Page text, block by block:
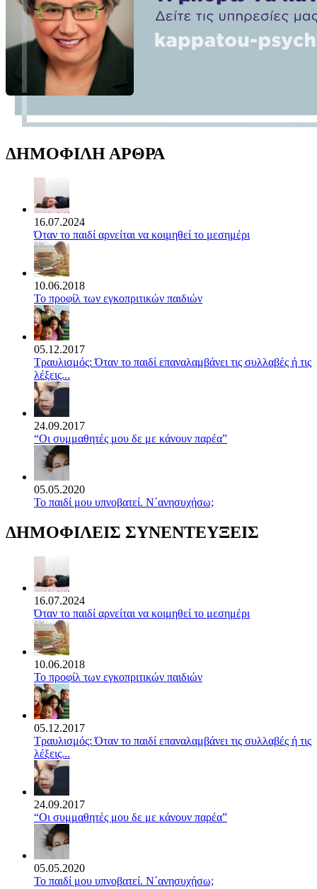
ΔΗΜΟΦΙΛΗ ΑΡΘΡΑ
16.07.2024
Όταν το παιδί αρνείται να κοιμηθεί το μεσημέρι
10.06.2018
Το προφίλ των εγκοπριτικών παιδιών
05.12.2017
Τραυλισμός: Όταν το παιδί επαναλαμβάνει τις συλλαβές ή τις
λέξεις...
24.09.2017
“Οι συμμαθητές μου δε με κάνουν παρέα”
05.05.2020
Το παιδί μου υπνοβατεί. Ν΄ανησυχήσω;
ΔΗΜΟΦΙΛΕΙΣ ΣΥΝΕΝΤΕΥΞΕΙΣ
16.07.2024
Όταν το παιδί αρνείται να κοιμηθεί το μεσημέρι
10.06.2018
Το προφίλ των εγκοπριτικών παιδιών
05.12.2017
Τραυλισμός: Όταν το παιδί επαναλαμβάνει τις συλλαβές ή τις
λέξεις...
24.09.2017
“Οι συμμαθητές μου δε με κάνουν παρέα”
05.05.2020
Το παιδί μου υπνοβατεί. Ν΄ανησυχήσω;